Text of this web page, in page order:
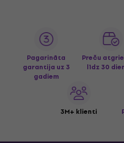
Pagarināta
garantija uz 3
gadiem
Preču
līdz 30
3M+ klienti